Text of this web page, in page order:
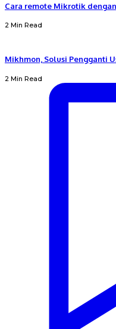
Cara remote Mikrotik
2 Min Read
Mikhmon, Solusi Pengganti
2 Min Read